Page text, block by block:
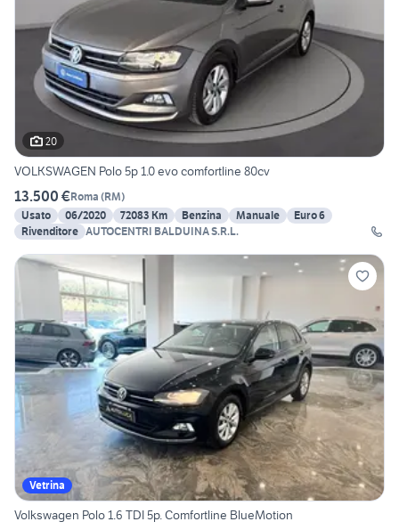
20
VOLKSWAGEN Polo 5p 1.0 evo comfortline 80cv
13.500 €Roma (RM)
Usato
06/2020 72083 Km Benzina Manuale
Euro 6
Rivenditore AUTOCENTRI BALDUINA S.R.L.
Vetrina
Volkswagen Polo 1.6 TDI 5p. Comfortline BlueMotion